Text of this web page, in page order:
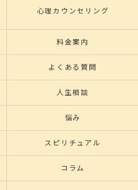
心理カウンセリング
料金案内
よくある質問
人生相談
悩み
スピリチュアル
コラム